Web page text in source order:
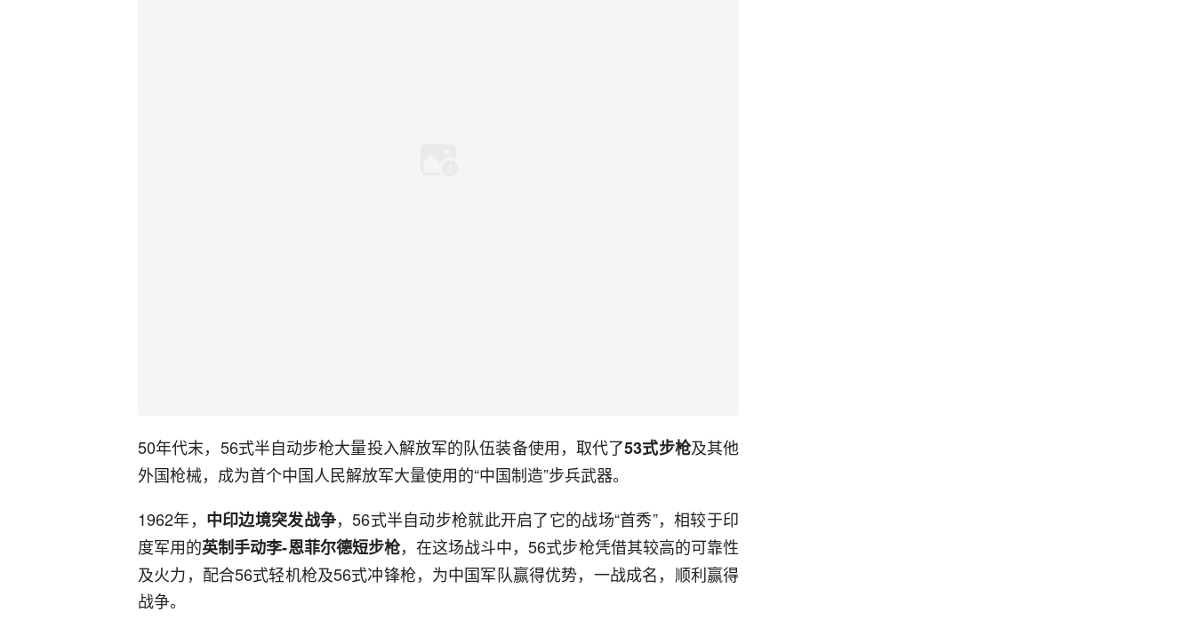
50年代末，56式半自动步枪大量投入解放军的队伍装备使用，取代了53式步枪及其他
外国枪械，成为首个中国人民解放军大量使用的“中国制造”步兵武器。
1962年， 中印边境突发战争，56式半自动步枪就此开启了它的战场“首秀”，相较于印
度军用的英制手动李-恩菲尔德短步枪，在这场战斗中，56式步枪凭借其较高的可靠性
及火力，配合56式轻机枪及56式冲锋枪，为中国军队赢得优势，一战成名，顺利赢得
战争。